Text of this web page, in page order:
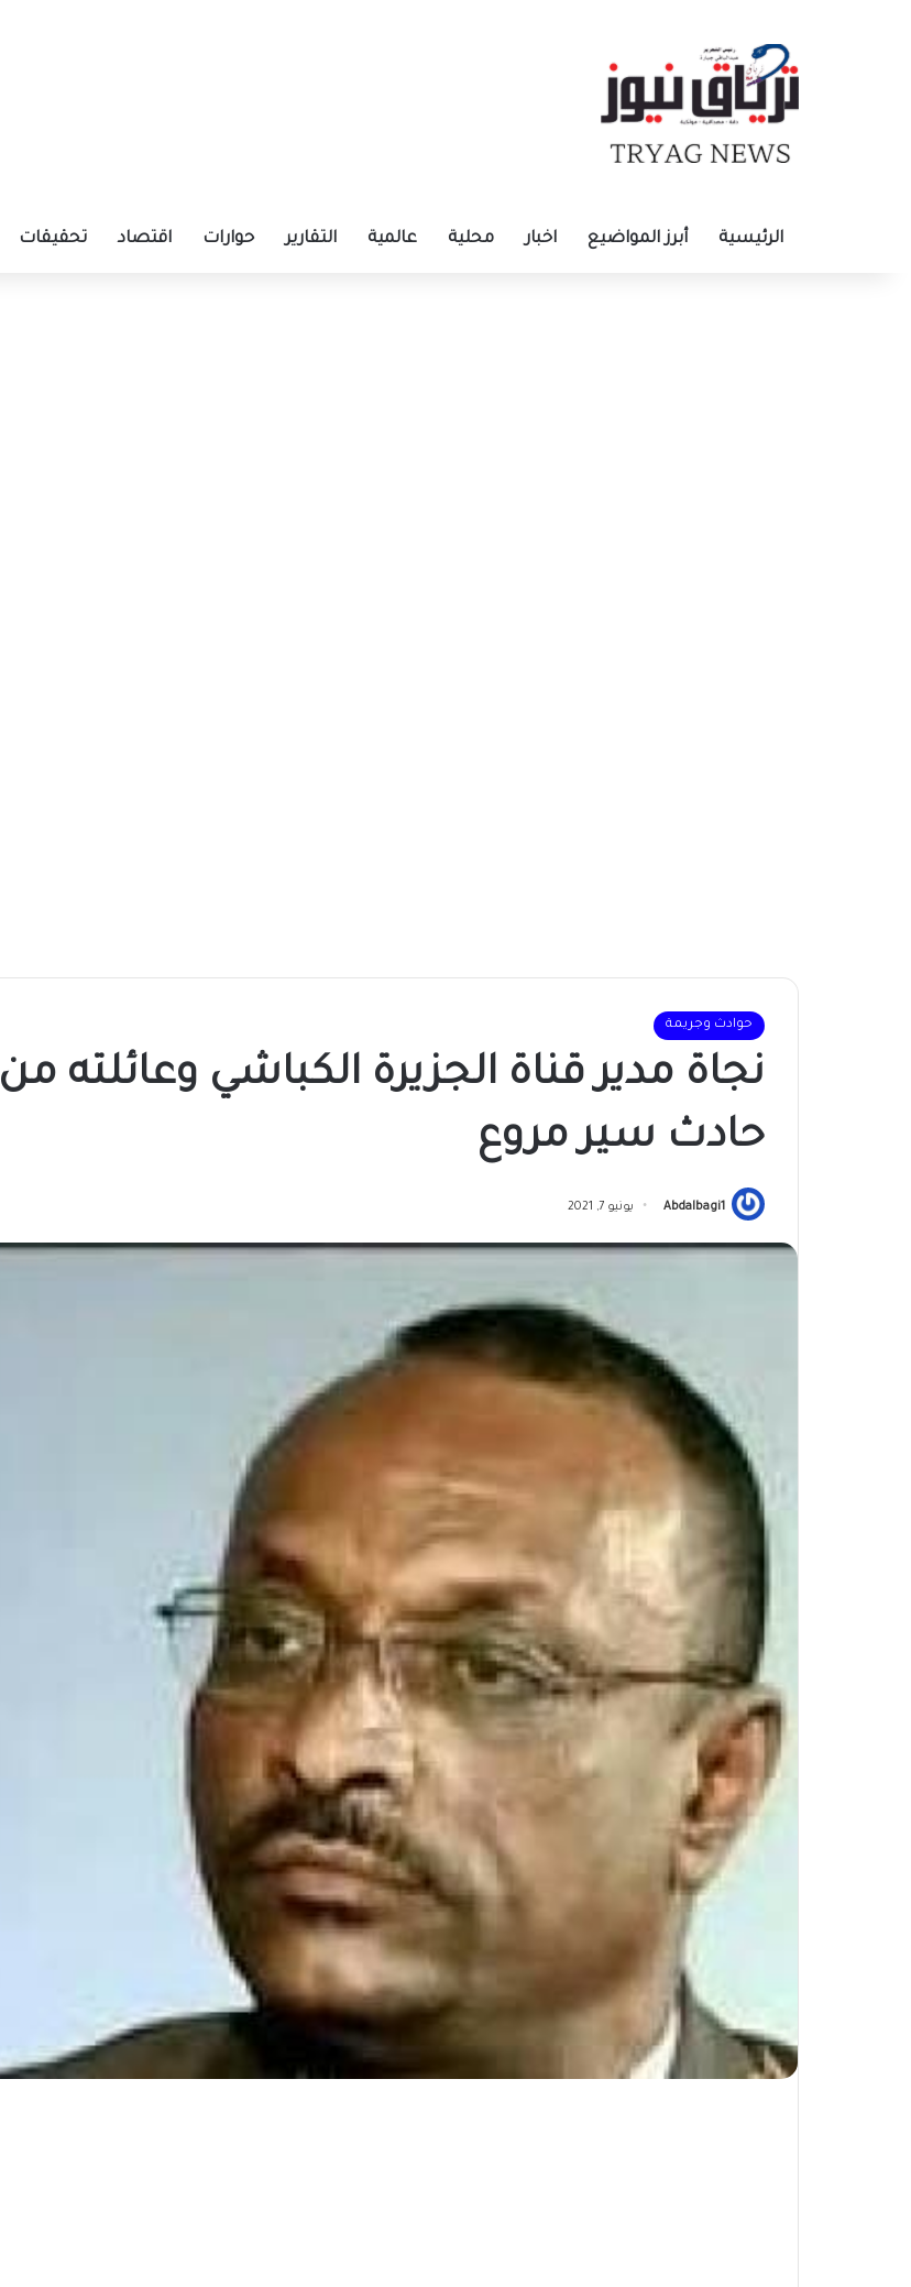
الرئيسية أبرز المواضيع اخبار محلية عالمية التقارير حوارات اقتصاد تحقيقات
حوادث وجريمة
نجاة مدير قناة الجزيرة الكباشي وعائلته من
حادث سير مروع
Abdalbagi1 يونيو 7, 2021